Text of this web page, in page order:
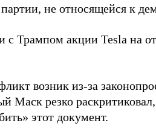
партии, не относящейся к
с Трампом акции Tesla на
возник из-за
Маск резко
этот документ.